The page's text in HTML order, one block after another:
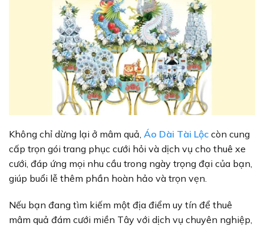
Không chỉ dừng lại ở mâm quả, Áo Dài Tài Lộc còn cung
cấp trọn gói trang phục cưới hỏi và dịch vụ cho thuê xe
cưới, đáp ứng mọi nhu cầu trong ngày trọng đại của bạn,
giúp buổi lễ thêm phần hoàn hảo và trọn vẹn.
Nếu bạn đang tìm kiếm một địa điểm uy tín để thuê
mâm quả đám cưới miền Tây với dịch vụ chuyên nghiệp,